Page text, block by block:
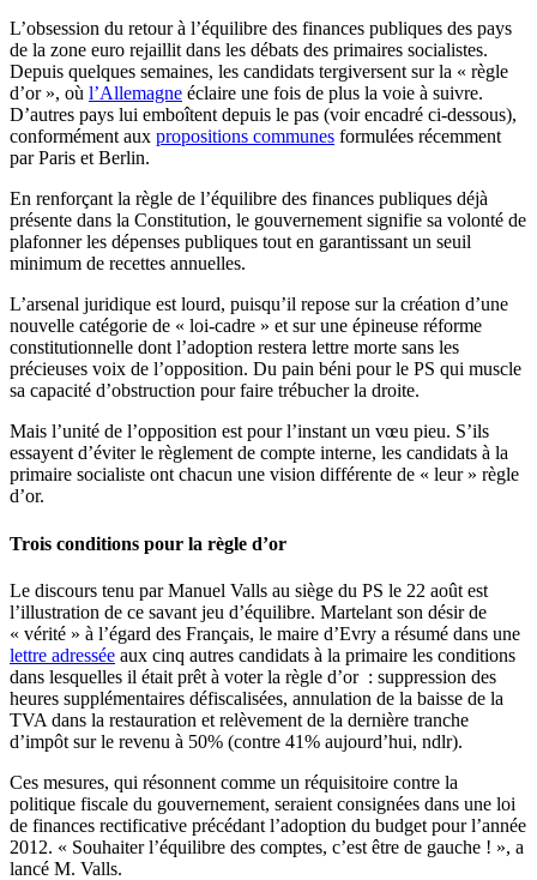
L’obsession du retour à l’équilibre des finances publiques des pays
de la zone euro rejaillit dans les débats des primaires socialistes.
Depuis quelques semaines, les candidats tergiversent sur la « règle
d’or », où l’Allemagne éclaire une fois de plus la voie à suivre.
D’autres pays lui emboîtent depuis le pas (voir encadré ci-dessous),
conformément aux propositions communes formulées récemment
par Paris et Berlin.
En renforçant la règle de l’équilibre des finances publiques déjà
présente dans la Constitution, le gouvernement signifie sa volonté de
plafonner les dépenses publiques tout en garantissant un seuil
minimum de recettes annuelles.
L’arsenal juridique est lourd, puisqu’il repose sur la création d’une
nouvelle catégorie de « loi-cadre » et sur une épineuse réforme
constitutionnelle dont l’adoption restera lettre morte sans les
précieuses voix de l’opposition. Du pain béni pour le PS qui muscle
sa capacité d’obstruction pour faire trébucher la droite.
Mais l’unité de l’opposition est pour l’instant un vœu pieu. S’ils
essayent d’éviter le règlement de compte interne, les candidats à la
primaire socialiste ont chacun une vision différente de « leur » règle
d’or.
Trois conditions pour la règle d’or
Le discours tenu par Manuel Valls au siège du PS le 22 août est
l’illustration de ce savant jeu d’équilibre. Martelant son désir de
« vérité » à l’égard des Français, le maire d’Evry a résumé dans une
lettre adressée aux cinq autres candidats à la primaire les conditions
dans lesquelles il était prêt à voter la règle d’or : suppression des
heures supplémentaires défiscalisées, annulation de la baisse de la
TVA dans la restauration et relèvement de la dernière tranche
d’impôt sur le revenu à 50% (contre 41% aujourd’hui, ndlr).
Ces mesures, qui résonnent comme un réquisitoire contre la
politique fiscale du gouvernement, seraient consignées dans une loi
de finances rectificative précédant l’adoption du budget pour l’année
2012. « Souhaiter l’équilibre des comptes, c’est être de gauche ! », a
lancé M. Valls.